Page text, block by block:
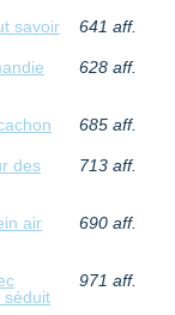
savoir 641 aff.
628 aff.
685 aff.
des
713 aff.
air
690 aff.
séduit
971 aff.